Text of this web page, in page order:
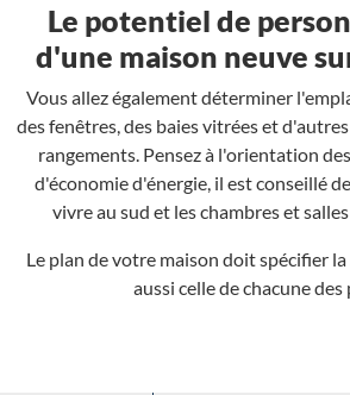
Le potentiel de
d'une maison neuve
Vous allez également déterminer
des fenêtres, des baies vitrées et
rangements. Pensez à l'orientation
d'économie d'énergie, il est conseillé
vivre au sud et les chambres et
Le plan de votre maison doit spécifier
aussi celle de chacune des